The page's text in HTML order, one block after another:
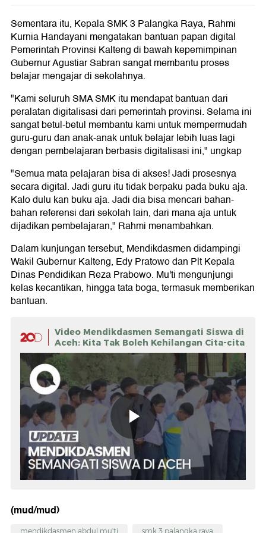
Sementara itu, Kepala SMK 3 Palangka Raya, Rahmi
Kurnia Handayani mengatakan bantuan papan digital
Pemerintah Provinsi Kalteng di bawah kepemimpinan
Gubernur Agustiar Sabran sangat membantu proses
belajar mengajar di sekolahnya.
"Kami seluruh SMA SMK itu mendapat bantuan dari
peralatan digitalisasi dari pemerintah provinsi. Selama ini
sangat betul-betul membantu kami untuk mempermudah
guru-guru dan anak-anak untuk belajar lebih luas lagi
dengan pembelajaran berbasis digitalisasi ini," ungkap
"Semua mata pelajaran bisa di akses! Jadi prosesnya
secara digital. Jadi guru itu tidak berpaku pada buku aja.
Kalo dulu kan buku aja. Jadi dia bisa mencari bahan-
bahan referensi dari sekolah lain, dari mana aja untuk
dijadikan pembelajaran," Rahmi menambahkan.
Dalam kunjungan tersebut, Mendikdasmen didampingi
Wakil Gubernur Kalteng, Edy Pratowo dan Plt Kepala
Dinas Pendidikan Reza Prabowo. Mu'ti mengunjungi
kelas kecantikan, hingga tata boga, termasuk memberikan
bantuan.
Video Mendikdasmen Semangati Siswa di
Aceh: Kita Tak Boleh Kehilangan Cita-cita
(mud/mud)
mendikdasmen abdul mu'ti smk 3 palangka raya